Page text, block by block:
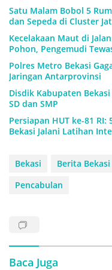
Satu Malam Bobol 5
dan Sepeda di Cluster
Kecelakaan Maut di
Pohon, Pengemudi
Polres Metro Bekasi
Jaringan Antarprovinsi
Disdik Kabupaten
SD dan SMP
Persiapan HUT ke-81
Bekasi Jalani Latihan
Bekasi Berita Bekasi
Pencabulan
Baca Juga